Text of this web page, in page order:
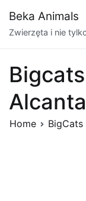
do
treści
Beka Animals
Zwierzęta i nie
Home BigCats